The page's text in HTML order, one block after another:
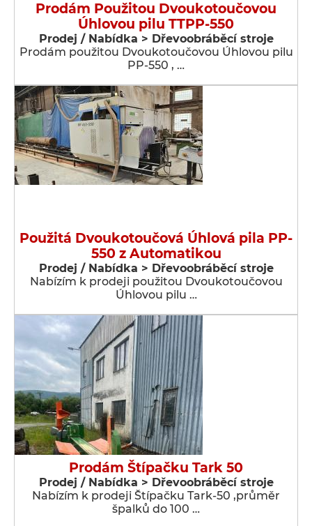
Prodám Použitou Dvoukotoučovou
Úhlovou pilu TTPP-550
Prodej / Nabídka > Dřevoobráběcí stroje
Prodám použitou Dvoukotoučovou Úhlovou pilu
PP-550 , …
Použitá Dvoukotoučová Úhlová pila PP-
550 z Automatikou
Prodej / Nabídka > Dřevoobráběcí stroje
Nabízím k prodeji použitou Dvoukotoučovou
Úhlovou pilu …
Prodám Štípačku Tark 50
Prodej / Nabídka > Dřevoobráběcí stroje
Nabízím k prodeji Štípačku Tark-50 ,průměr
špalků do 100 …